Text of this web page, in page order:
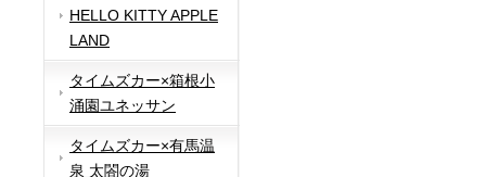
HELLO KITTY APPLE
LAND
タイムズカー×箱根小
涌園ユネッサン
タイムズカー×有馬温
泉 太閤の湯